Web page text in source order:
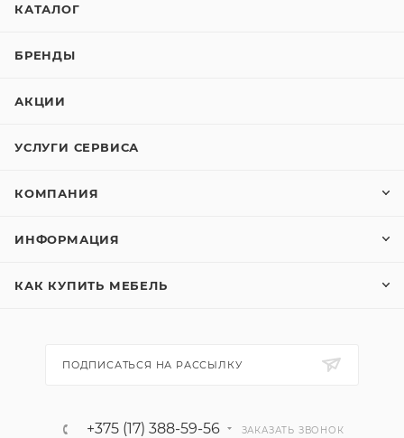
КАТАЛОГ
БРЕНДЫ
АКЦИИ
УСЛУГИ СЕРВИСА
КОМПАНИЯ
ИНФОРМАЦИЯ
КАК КУПИТЬ МЕБЕЛЬ
ПОДПИСАТЬСЯ НА РАССЫЛКУ
+375 (17) 388-59-56 ЗАКАЗАТЬ ЗВОНОК